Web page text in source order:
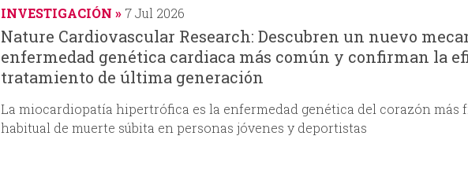
INVESTIGACIÓN 7 Jul 2026
Nature Cardiovascular Research: Descubren un nuevo
enfermedad genética cardiaca más común y confirman la
tratamiento de última generación
La miocardiopatía hipertrófica es la enfermedad genética del corazón más
habitual de muerte súbita en personas jóvenes y deportistas